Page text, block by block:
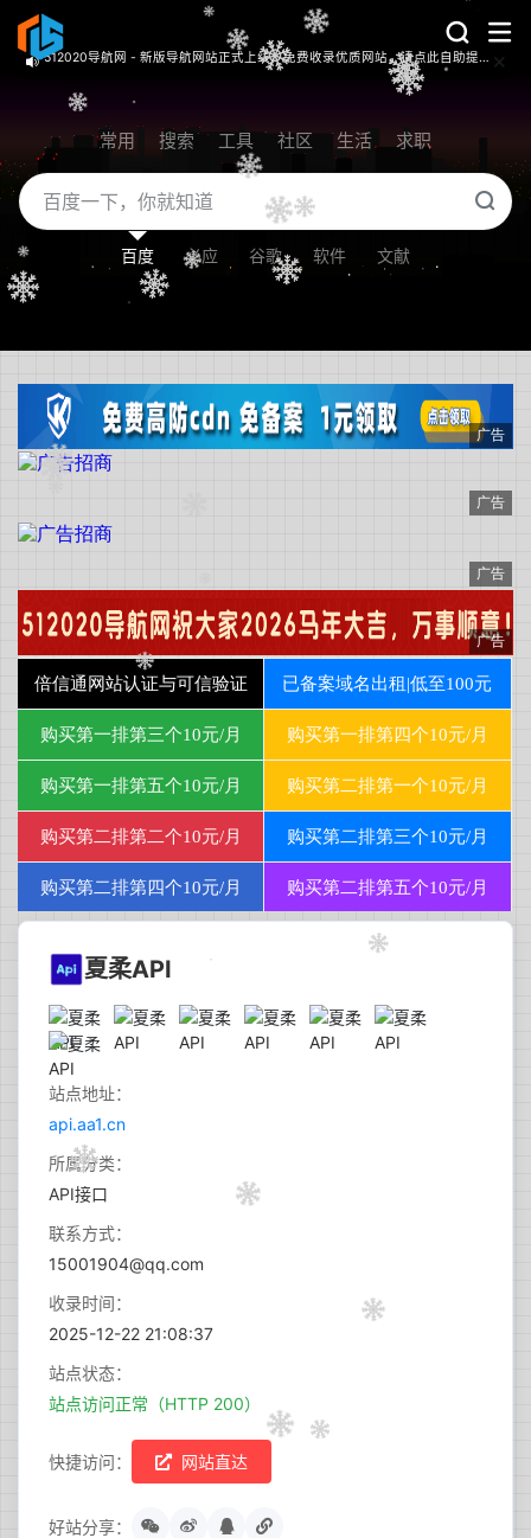
512020导航网 - 网站净网计划全面启动，共建绿色上网环境！
常用 搜索 工具 社区 生活 求职
百度 必应 谷歌 软件 文献
夏柔API
站点地址：
api.aa1.cn
所属分类：
API接口
联系方式：
15001904@qq.com
收录时间：
2025-12-22 21:08:37
站点状态：
站点访问正常（HTTP 200）
快捷访问： 网站直达
好站分享：